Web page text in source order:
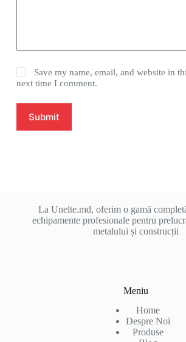
Save my name, email, and website in
next time I comment.
Submit
La Unelte.md, oferim o gamă
echipamente profesionale pentru
metalului și construcții
Meniu
Home
Despre Noi
Produse